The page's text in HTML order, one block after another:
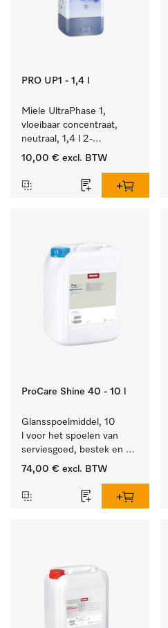
PRO UP1 - 1,4 l
Miele UltraPhase 1,
vloeibaar concentraat,
neutraal, 1,4 l 2-
componentenwasmiddel
wasgoed.
10,00 € excl. BTW
ProCare Shine 40 - 10 l
Glansspoelmiddel, 10
l voor het spoelen van
serviesgoed, bestek en
ideaal voor glazen.
74,00 € excl. BTW